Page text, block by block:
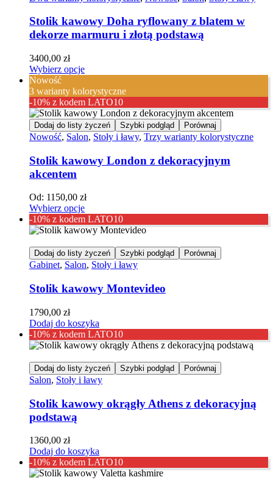
Stolik kawowy Doha ryflowany z blatem w
dekorze marmuru i złotą podstawą
3400,00 zł
Wybierz opcje
Nowość
3 warianty kolorystyczne
-10% z kodem LATO10
Dodaj do listy życzeń Szybki podgląd Porównaj
Nowość, Salon, Stoły i ławy, Trzy warianty kolorystyczne
Stolik kawowy London z dekoracyjnym
akcentem
Od: 1150,00 zł
Wybierz opcje
-10% z kodem LATO10
Dodaj do listy życzeń Szybki podgląd Porównaj
Gabinet, Salon, Stoły i ławy
Stolik kawowy Montevideo
1790,00 zł
Dodaj do koszyka
-10% z kodem LATO10
Dodaj do listy życzeń Szybki podgląd Porównaj
Salon, Stoły i ławy
Stolik kawowy okrągły Athens z dekoracyjną
podstawą
1360,00 zł
Dodaj do koszyka
-10% z kodem LATO10